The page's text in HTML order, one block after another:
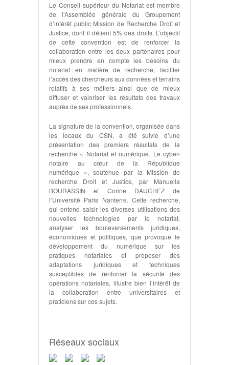
Le Conseil supérieur du Notariat est membre
de l’Assemblée générale du Groupement
d’intérêt public Mission de Recherche Droit et
Justice, dont il détient 5% des droits. L’objectif
de cette convention est de renforcer la
collaboration entre les deux partenaires pour
mieux prendre en compte les besoins du
notariat en matière de recherche, faciliter
l’accès des chercheurs aux données et terrains
relatifs à ses métiers ainsi que de mieux
diffuser et valoriser les résultats des travaux
auprès de ses professionnels.
La signature de la convention, organisée dans
les locaux du CSN, a été suivie d’une
présentation des premiers résultats de la
recherche « Notariat et numérique. Le cyber-
notaire au cœur de la République
numérique », soutenue par la Mission de
recherche Droit et Justice, par Manuella
BOURASSIN et Corine DAUCHEZ de
l’Université Paris Nanterre. Cette recherche,
qui entend saisir les diverses utilisations des
nouvelles technologies par le notariat,
analyser les bouleversements juridiques,
économiques et politiques, que provoque le
développement du numérique sur les
pratiques notariales et proposer des
adaptations juridiques et techniques
susceptibles de renforcer la sécurité des
opérations notariales, illustre bien l’intérêt de
la collaboration entre universitaires et
praticiens sur ces sujets.
Réseaux sociaux